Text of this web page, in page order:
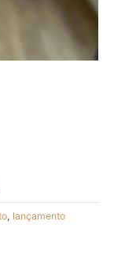
, lançamento